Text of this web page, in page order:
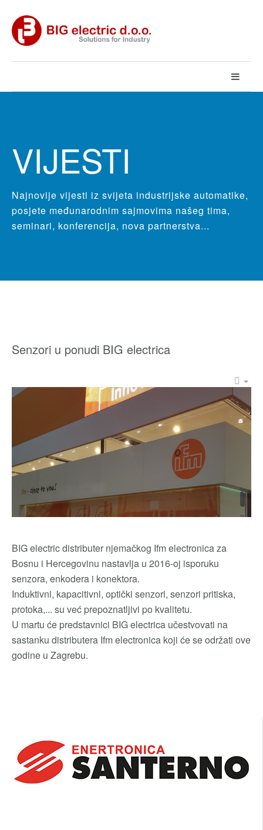
VIJESTI
Najnovije vijesti iz svijeta industrijske automatike,
posjete međunarodnim sajmovima našeg tima,
seminari, konferencija, nova partnerstva...
Senzori u ponudi BIG electrica
BIG electric distributer njemačkog Ifm electronica za
Bosnu i Hercegovinu nastavlja u 2016-oj isporuku
senzora, enkodera i konektora.
Induktivni, kapacitivni, optički senzori, senzori pritiska,
protoka,... su već prepoznatljivi po kvalitetu.
U martu će predstavnici BIG electrica učestvovati na
sastanku distributera Ifm electronica koji će se održati ove
godine u Zagrebu.